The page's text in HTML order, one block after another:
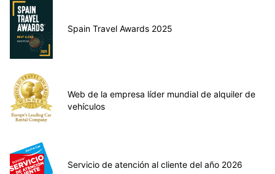
Spain Travel Awards 2025
Web de la empresa líder mundial de alquiler de
vehículos
Servicio de atención al cliente del año 2026